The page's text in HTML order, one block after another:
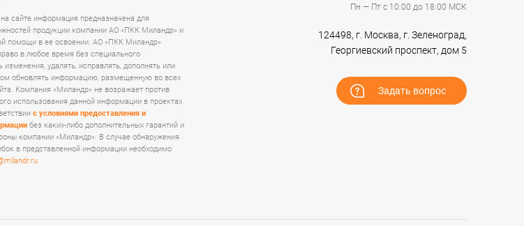
сайте информация предназначена для
продукции компании АО «ПКК Миландр» и
помощи в ее освоении. АО «ПКК Миландр»
в любое время без специального
изменения, удалять, исправлять, дополнять или
обновлять информацию, размещенную во всех
Компания «Миландр» не возражает против
использования данной информации в проектах
с условиями предоставления и
без каких-либо дополнительных гарантий и
компании «Миландр». В случае обнаружения
в представленной информации необходимо
Пн — Пт с 10:00 до 18:00 МСК
124498, г. Москва, г. Зеленоград,
Георгиевский проспект, дом 5
Задать вопрос